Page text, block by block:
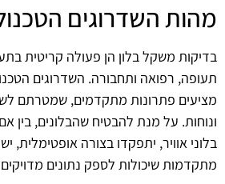
מהות השדרוגים
בדיקות משקל בלון הן פעולה קריטית
תעופה, רפואה ותחבורה. השדרוגים
מציעים פתרונות מתקדמים, שמטרתם
ונוחות. על מנת להבטיח שהבלונים, בין
בלוני אוויר, יתפקדו בצורה אופטימלית,
מתקדמות שיכולות לספק נתונים